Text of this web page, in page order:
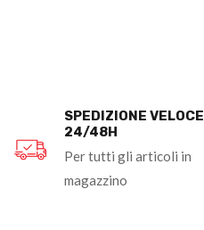
SPEDIZIONE VELOCE
24/48H
Per tutti gli articoli in
magazzino